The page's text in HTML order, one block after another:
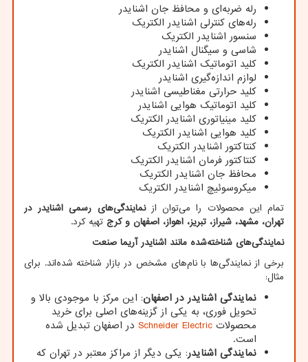
رله ضربه‌ای و محافظ جان اشنایدر
رله‌های کنترلی اشنایدر الکتریک
سنسور اشنایدر الکتریک
شاسی و سیگنال اشنایدر
کلید اتوماتیک اشنایدر الکتریک
لوازم اندازه‌گیری اشنایدر
کلید حرارتی مغناطیسی اشنایدر
کلید اتوماتیک هوایی اشنایدر
کلید مینیاتوری اشنایدر الکتریک
کلید هوایی اشنایدر الکتریک
کنتاکتور اشنایدر الکتریک
کنتاکتور فرمان اشنایدر الکتریک
محافظ جان اشنایدر الکتریک
میکروسوئیچ اشنایدر الکتریک
تمام این محصولات را می‌توان ازنمایندگی‌های رسمی اشنایدر در
تهران، مشهد، شیراز، تبریز، اهواز، اصفهان و کرج تهیه کرد.
نمایندگی‌های شناخته‌شده مانند اشنایدر آریما صنعت
برخی از نمایندگی‌ها با نام‌های مشخص در بازار شناخته شده‌اند. برای
مثال:
نمایندگی اشنایدر در اصفهان: این مرکز با موجودی بالا و
تحویل فوری، به یکی از گزینه‌های اصلی برای خرید
محصولات Schneider Electric در اصفهان تبدیل شده
است.
نمایندگی اشنایدر: یکی دیگر از مراکز معتبر در تهران که